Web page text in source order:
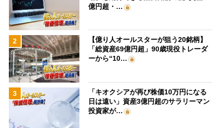
億円超・…
2
【億り人オールスターが狙う20銘柄】
「総資産69億円超」90歳現役トレーダ
ーから“10…
3
「キオクシアが再び株価10万円になる
日は遠い」資産3億円超のサラリーマン
投資家が…